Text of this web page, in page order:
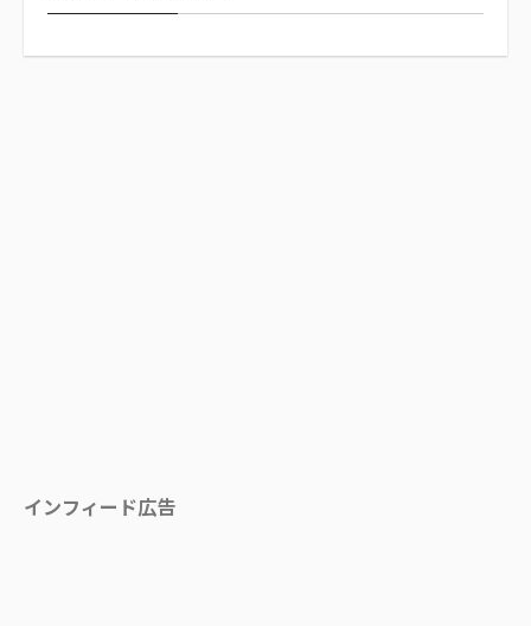
インフィード広告